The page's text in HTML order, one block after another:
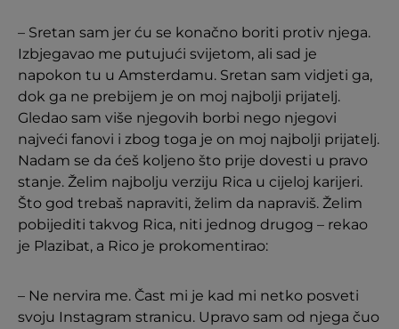
– Sretan sam jer ću se konačno boriti protiv njega.
Izbjegavao me putujući svijetom, ali sad je
napokon tu u Amsterdamu. Sretan sam vidjeti ga,
dok ga ne prebijem je on moj najbolji prijatelj.
Gledao sam više njegovih borbi nego njegovi
najveći fanovi i zbog toga je on moj najbolji prijatelj.
Nadam se da ćeš koljeno što prije dovesti u pravo
stanje. Želim najbolju verziju Rica u cijeloj karijeri.
Što god trebaš napraviti, želim da napraviš. Želim
pobijediti takvog Rica, niti jednog drugog – rekao
je Plazibat, a Rico je prokomentirao:
– Ne nervira me. Čast mi je kad mi netko posveti
svoju Instagram stranicu. Upravo sam od njega čuo